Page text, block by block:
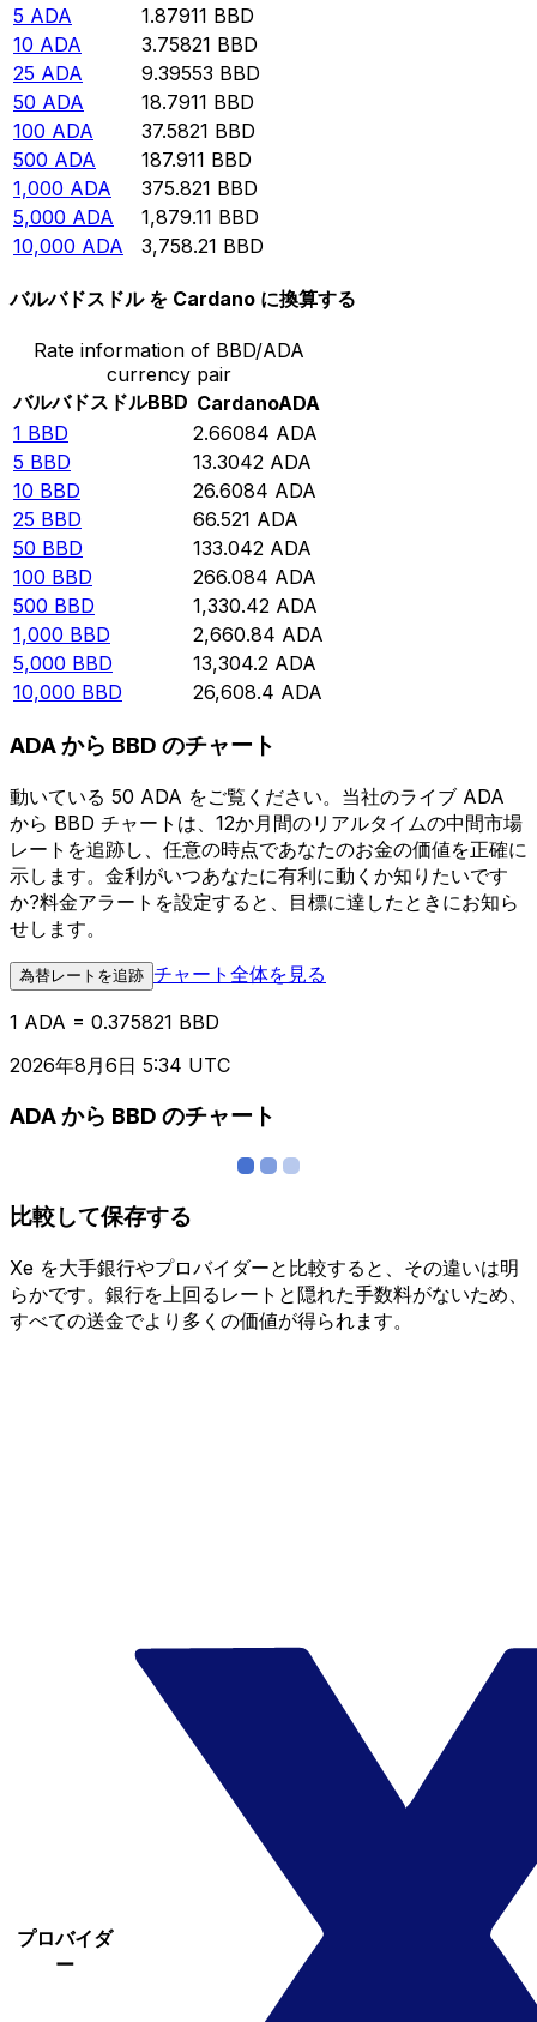
5 ADA 1.87911 BBD
10 ADA 3.75821 BBD
25 ADA 9.39553 BBD
50 ADA 18.7911 BBD
100 ADA 37.5821 BBD
500 ADA 187.911 BBD
1,000 ADA 375.821 BBD
5,000 ADA 1,879.11 BBD
10,000 ADA 3,758.21 BBD
バルバドスドル を Cardano に換算する
Rate information of BBD/ADA
currency pair
バルバドスドルBBD CardanoADA
1 BBD 2.66084 ADA
5 BBD 13.3042 ADA
10 BBD 26.6084 ADA
25 BBD 66.521 ADA
50 BBD 133.042 ADA
100 BBD 266.084 ADA
500 BBD 1,330.42 ADA
1,000 BBD 2,660.84 ADA
5,000 BBD 13,304.2 ADA
10,000 BBD 26,608.4 ADA
ADA から BBD のチャート
動いている 50 ADA をご覧ください。当社のライブ ADA
から BBD チャートは、12か月間のリアルタイムの中間市場
レートを追跡し、任意の時点であなたのお金の価値を正確に
示します。金利がいつあなたに有利に動くか知りたいです
か?料金アラートを設定すると、目標に達したときにお知ら
せします。
為替レートを追跡 チャート全体を見る
1 ADA = 0.375821 BBD
2026年8月6日 5:34 UTC
ADA から BBD のチャート
比較して保存する
Xe を大手銀行やプロバイダーと比較すると、その違いは明
らかです。銀行を上回るレートと隠れた手数料がないため、
すべての送金でより多くの価値が得られます。
プロバイダ
ー